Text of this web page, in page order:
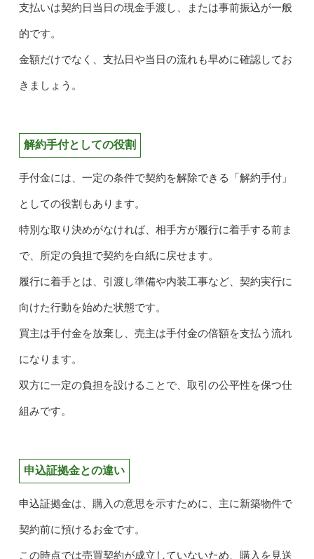
支払いは契約日当日の現金手渡し、または事前振込が一般
的です。
金額だけでなく、支払日や当日の流れも早めに確認してお
きましょう。
解約手付としての役割
手付金には、一定の条件で契約を解除できる「解約手付」
としての役割もあります。
特別な取り決めがなければ、相手方が履行に着手する前ま
で、所定の負担で契約を白紙に戻せます。
履行に着手とは、引渡し準備や内装工事など、契約実行に
向けた行動を始めた状態です。
買主は手付金を放棄し、売主は手付金の倍額を支払う流れ
になります。
双方に一定の負担を設けることで、取引の公平性を保つ仕
組みです。
申込証拠金との違い
申込証拠金は、購入の意思を示すために、主に新築物件で
契約前に預けるお金です。
この時点では売買契約が成立していないため、購入を見送